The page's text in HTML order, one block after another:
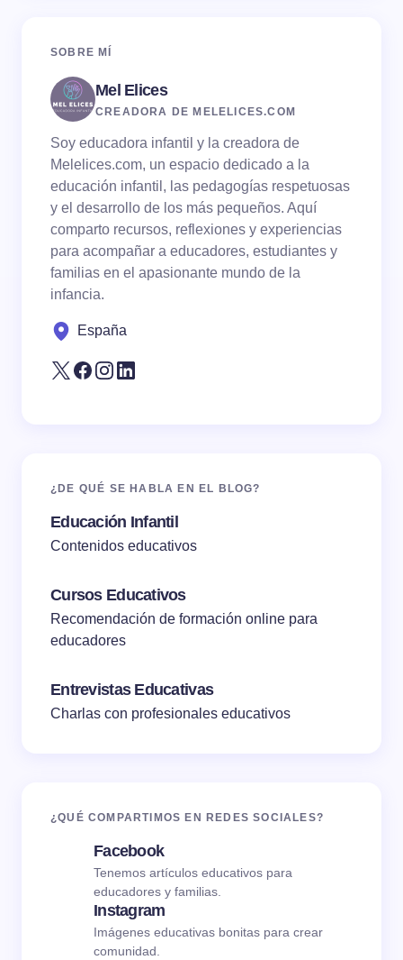
Your Comment *
Email *
Save my name and email in this browser for the
SOBRE MÍ
Mel Elices
CREADORA DE MELELICES.COM
Soy educadora infantil y la creadora de
Melelices.com, un espacio dedicado a la
educación infantil, las pedagogías respetuosas
y el desarrollo de los más pequeños. Aquí
comparto recursos, reflexiones y experiencias
para acompañar a educadores, estudiantes y
familias en el apasionante mundo de la
infancia.
España
¿DE QUÉ SE HABLA EN EL BLOG?
Educación Infantil
Contenidos educativos
Cursos Educativos
Recomendación de formación online para
educadores
Entrevistas Educativas
Charlas con profesionales educativos
¿QUÉ COMPARTIMOS EN REDES SOCIALES?
Facebook
Tenemos artículos educativos para
educadores y familias.
Instagram
Imágenes educativas bonitas para crear
comunidad.